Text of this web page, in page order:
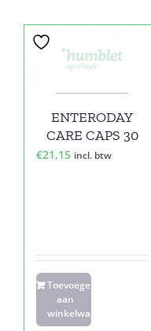
ENTERODAY
CARE CAPS 30
€21,15 incl. btw
Toevoegen
aan
winkelwagen